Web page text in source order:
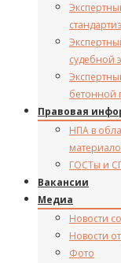
судебной
бетонной
Правовая
НПА в
ГОСТы и
Вакансии
Медиа
Новости
Новости
Фото